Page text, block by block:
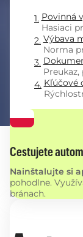
Povinná
Hasiaci
Výbava
Norma
Kľúčové
Cestujete
Nainštalujte si
pohodlne.
bránach.